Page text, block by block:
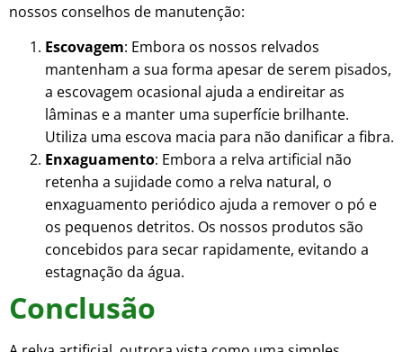
nossos conselhos de manutenção:
Escovagem: Embora os nossos relvados
mantenham a sua forma apesar de serem pisados,
a escovagem ocasional ajuda a endireitar as
lâminas e a manter uma superfície brilhante.
Utiliza uma escova macia para não danificar a fibra.
Enxaguamento: Embora a relva artificial não
retenha a sujidade como a relva natural, o
enxaguamento periódico ajuda a remover o pó e
os pequenos detritos. Os nossos produtos são
concebidos para secar rapidamente, evitando a
estagnação da água.
Conclusão